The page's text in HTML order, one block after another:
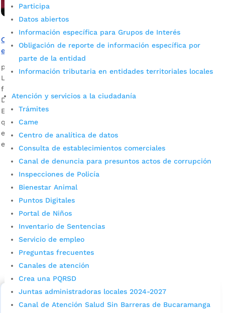
Participa
Datos abiertos
Información específica para Grupos de Interés
Obligación de reporte de información específica por
parte de la entidad
Información tributaria en entidades territoriales locales
Atención y servicios a la ciudadanía
Trámites
Came
Centro de analítica de datos
Consulta de establecimientos comerciales
Canal de denuncia para presuntos actos de corrupción
Inspecciones de Policía
Bienestar Animal
Puntos Digitales
Portal de Niños
Inventario de Sentencias
Servicio de empleo
Preguntas frecuentes
Canales de atención
Crea una PQRSD
Juntas administradoras locales 2024-2027
Canal de Atención Salud Sin Barreras de Bucaramanga
Con 500 kit escolar, sector cooperativo se solidarizó con la
educación oficial de Bucaramanga
por Alcaldía de Bucaramanga Mar 17, 2021
Noticias
Los niños de la institución educativa Luis Carlos Galán
fueron beneficiados con diferentes útiles escolares.
Descargue audio: Ana Leonor Rueda, secretaria de
Educación Para la gran mayoría de los padres de familia
que asistieron a esta donación de útiles escolares que
entregó Coopfuturo, los kits alivian la dura situación
económica que han tenido que padecer […]
Cupos Escolares Bucaramanga 2022
Bucaramanga.
Alcaldía de Bucaramanga